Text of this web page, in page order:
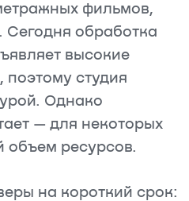
фильмов,
Сегодня обработка
высокие
студия
Однако
— для некоторых
объем ресурсов.
на короткий срок: